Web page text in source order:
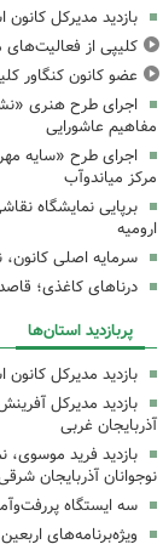
بازدید مدیرکل
کلیپی از
عضو کانون کنگاور
اجرای طرح هنری
مفاهیم عاشورایی
اجرای طرح «سایه
مرکز میاندوآب
برپایی نمایشگاه
ارومیه
سرمایه اصلی
درناهای کاغذی؛
پربازدید استان‌ها
بازدید مدیرکل
بازدید مدیرکل
آذربایجان غربی
بازدید فرید
نوجوانان آذربایجان
سه ایستگاه
ویژه‌برنامه‌های